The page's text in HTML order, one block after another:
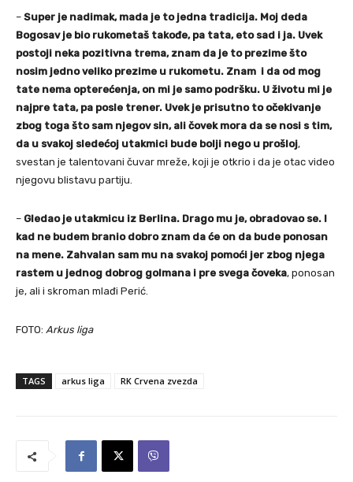
– Super je nadimak, mada je to jedna tradicija. Moj deda
Bogosav je bio rukometaš takođe, pa tata, eto sad i ja. Uvek
postoji neka pozitivna trema, znam da je to prezime što
nosim jedno veliko prezime u rukometu. Znam i da od mog
tate nema opterećenja, on mi je samo podršku. U životu mi je
najpre tata, pa posle trener. Uvek je prisutno to očekivanje
zbog toga što sam njegov sin, ali čovek mora da se nosi s tim,
da u svakoj sledećoj utakmici bude bolji nego u prošloj,
svestan je talentovani čuvar mreže, koji je otkrio i da je otac video
njegovu blistavu partiju.
– Gledao je utakmicu iz Berlina. Drago mu je, obradovao se. I
kad ne budem branio dobro znam da će on da bude ponosan
na mene. Zahvalan sam mu na svakoj pomoći jer zbog njega
rastem u jednog dobrog golmana i pre svega čoveka, ponosan
je, ali i skroman mlađi Perić.
FOTO: Arkus liga
TAGS arkus liga RK Crvena zvezda